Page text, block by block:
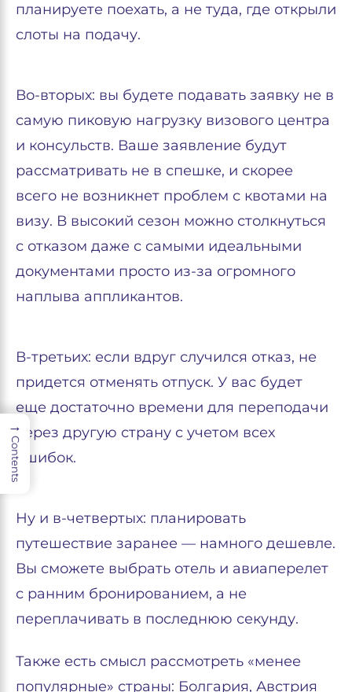
планируете поехать, а не туда, где открыли
слоты на подачу.
Во-вторых: вы будете подавать заявку не в
самую пиковую нагрузку визового центра
и консульств. Ваше заявление будут
рассматривать не в спешке, и скорее
всего не возникнет проблем с квотами на
визу. В высокий сезон можно столкнуться
с отказом даже с самыми идеальными
документами просто из-за огромного
наплыва аппликантов.
В-третьих: если вдруг случился отказ, не
придется отменять отпуск. У вас будет
еще достаточно времени для переподачи
через другую страну с учетом всех
ошибок.
Ну и в-четвертых: планировать
путешествие заранее — намного дешевле.
Вы сможете выбрать отель и авиаперелет
с ранним бронированием, а не
переплачивать в последнюю секунду.
Также есть смысл рассмотреть «менее
популярные» страны: Болгария, Австрия
→
Contents